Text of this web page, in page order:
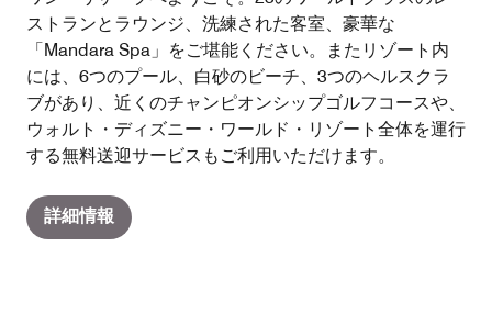
ストランとラウンジ、洗練された客室、豪華な
「Mandara Spa」をご堪能ください。またリゾート内
には、6つのプール、白砂のビーチ、3つのヘルスクラ
ブがあり、近くのチャンピオンシップゴルフコースや、
ウォルト・ディズニー・ワールド・リゾート全体を運行
する無料送迎サービスもご利用いただけます。
詳細情報